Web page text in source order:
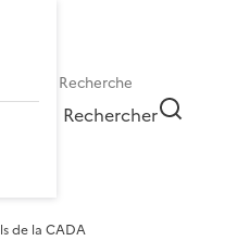
Rechercher
de la CADA